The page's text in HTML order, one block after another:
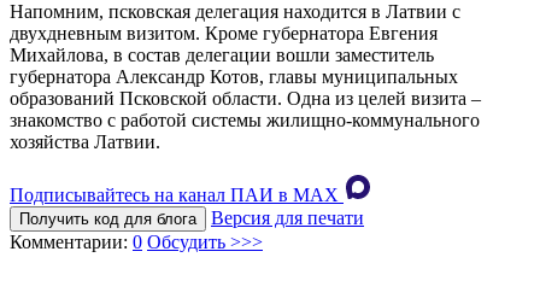
Напомним, псковская делегация находится в Латвии с
двухдневным визитом. Кроме губернатора Евгения
Михайлова, в состав делегации вошли заместитель
губернатора Александр Котов, главы муниципальных
образований Псковской области. Одна из целей визита –
знакомство с работой системы жилищно-коммунального
хозяйства Латвии.
Подписывайтесь на канал ПАИ в MAХ
Получить код для блога
Версия для печати
Комментарии: 0 Обсудить >>>